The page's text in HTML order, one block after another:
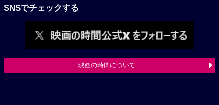
SNSでチェックする
映画の時間について